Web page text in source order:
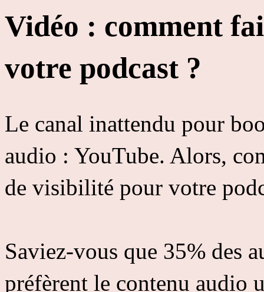
Vidéo : comment
votre podcast ?
Le canal inattendu pour
audio : YouTube. Alors,
de visibilité pour votre
Saviez-vous que 35% des
préfèrent le contenu audio